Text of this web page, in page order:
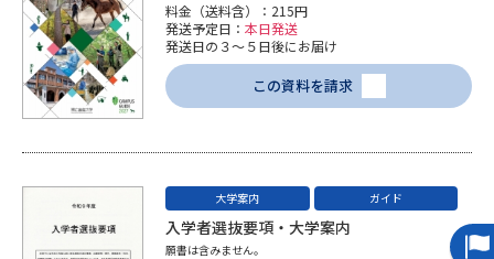
大学で学べる内容や特徴を調べる
新増設大学・学部・学科特集
国際・グローバルに強い大学特
データサイエンス特集 奨学金・特待生制度特集
デジタルパンフレット
料金（送料含）：215円
発送予定日： 本日発送
発送日の３～５日後にお届け
この資料を請求
大学案内 ガイド
入学者選抜要項・大学案内
願書は含みません。